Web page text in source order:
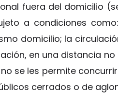
fuera del domicilio
a condiciones
domicilio; la
en una distancia no
se les permite
cerrados o de